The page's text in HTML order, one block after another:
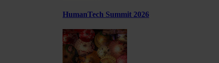
HumanTech Summit 2026